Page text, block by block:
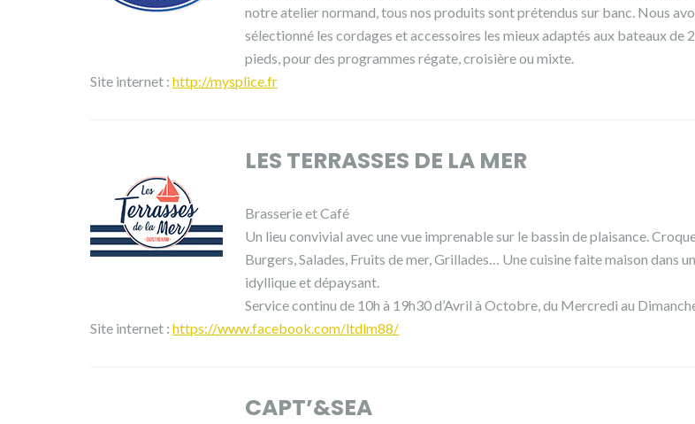
notre atelier normand, tous nos produits sont prétendus sur banc. Nous
sélectionné les cordages et accessoires les mieux adaptés aux bateaux de
pieds, pour des programmes régate, croisière ou mixte.
Site internet : http://mysplice.fr
LES TERRASSES DE LA MER
Brasserie et Café
Un lieu convivial avec une vue imprenable sur le bassin de plaisance.
Burgers, Salades, Fruits de mer, Grillades… Une cuisine faite maison dans
idyllique et dépaysant.
Service continu de 10h à 19h30 d’Avril à Octobre, du Mercredi au
Site internet : https://www.facebook.com/ltdlm88/
CAPT’&SEA